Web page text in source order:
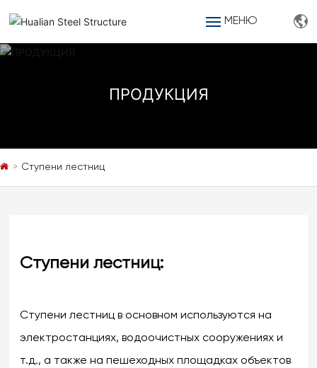
ГЛАВНАЯ
ВЫБЕРИТЕ НАС
МЕНЮ
ПРОДУКЦИЯ
Ступени лестниц
Ступени лестниц:
Ступени лестниц в основном используются на
электростанциях, водоочистных сооружениях и
т.д., а также на пешеходных площадках объектов